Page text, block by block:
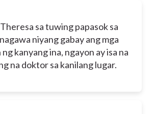
sa tuwing papasok sa
niyang gabay ang mga
kanyang ina, ngayon ay isa na
na doktor sa kanilang lugar.